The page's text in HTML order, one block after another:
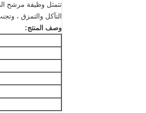
تتمثل وظيفة مرشح
التآكل والتمزق ،
وصف المنتج: